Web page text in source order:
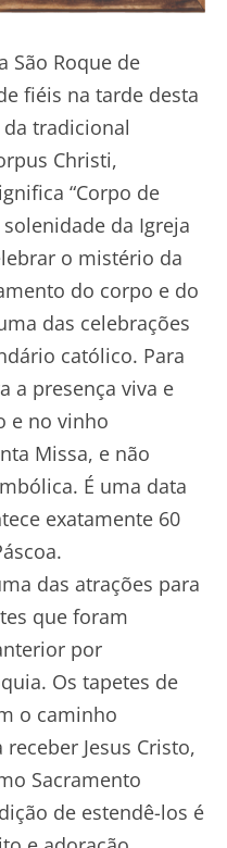
São Roque de
fiéis na tarde desta
tradicional
Christi,
“Corpo de
da Igreja
o mistério da
do corpo e do
das celebrações
católico. Para
a presença viva e
e no vinho
Missa, e não
É uma data
exatamente 60
das atrações para
que foram
por
Os tapetes de
o caminho
Jesus Cristo,
Sacramento
de estendê-los é